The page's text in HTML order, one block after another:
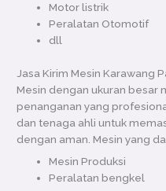
Motor listrik
Peralatan Otomotif
dll
Jasa Kirim Mesin Karawang
Mesin dengan ukuran besar
penanganan yang
dan tenaga ahli untuk
dengan aman. Mesin yang
Mesin Produksi
Peralatan bengkel